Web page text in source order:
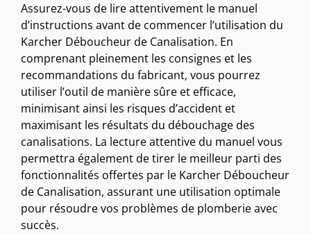
Assurez-vous de lire attentivement le manuel
d’instructions avant de commencer l’utilisation du
Karcher Déboucheur de Canalisation. En
comprenant pleinement les consignes et les
recommandations du fabricant, vous pourrez
utiliser l’outil de manière sûre et efficace,
minimisant ainsi les risques d’accident et
maximisant les résultats du débouchage des
canalisations. La lecture attentive du manuel vous
permettra également de tirer le meilleur parti des
fonctionnalités offertes par le Karcher Déboucheur
de Canalisation, assurant une utilisation optimale
pour résoudre vos problèmes de plomberie avec
succès.